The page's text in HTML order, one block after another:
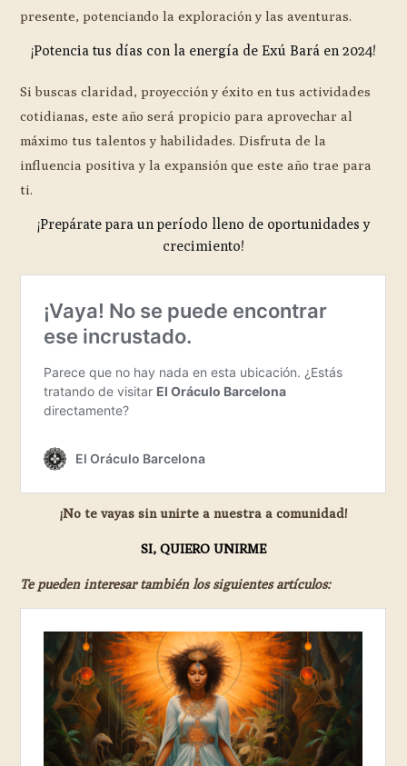
presente, potenciando la exploración y las aventuras.
¡Potencia tus días con la energía de Exú Bará en 2024!
Si buscas claridad, proyección y éxito en tus actividades
cotidianas, este año será propicio para aprovechar al
máximo tus talentos y habilidades. Disfruta de la
influencia positiva y la expansión que este año trae para
ti.
¡Prepárate para un período lleno de oportunidades y
crecimiento!
¡No te vayas sin unirte a nuestra a comunidad!
SI, QUIERO UNIRME
Te pueden interesar también los siguientes artículos: